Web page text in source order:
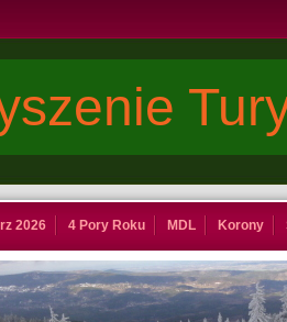
2026 4 Pory Roku MDL Korony
Last Minute Galeria